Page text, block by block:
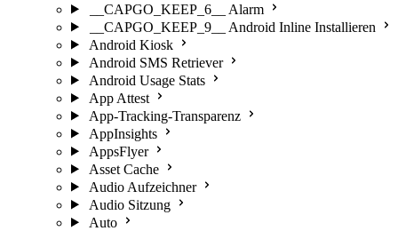
__CAPGO_KEEP_6__ Alarm
__CAPGO_KEEP_9__ Android Inline Installieren
Android Kiosk
Android SMS Retriever
Android Usage Stats
App Attest
App-Tracking-Transparenz
AppInsights
AppsFlyer
Asset Cache
Audio Aufzeichner
Audio Sitzung
Auto